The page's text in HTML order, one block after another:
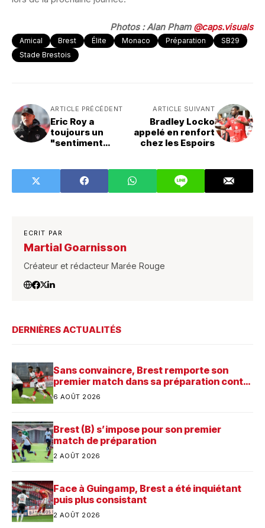
Photos : Alan Pham @caps.visuals
Amical Brest Élite Monaco Préparation
SB29
Stade Brestois
ARTICLE PRÉCÉDENT
Eric Roy a
toujours un
"sentiment
ARTICLE SUIVANT
Bradley Locko
appelé en renfort
chez les Espoirs
ECRIT PAR
Martial Goarnisson
Créateur et rédacteur Marée Rouge
DERNIÈRES ACTUALITÉS
Sans convaincre, Brest remporte son
premier match dans sa préparation contre
Saint-Brieuc
6 AOÛT 2026
Brest (B) s’impose pour son premier
match de préparation
2 AOÛT 2026
Face à Guingamp, Brest a été inquiétant
puis plus consistant
2 AOÛT 2026